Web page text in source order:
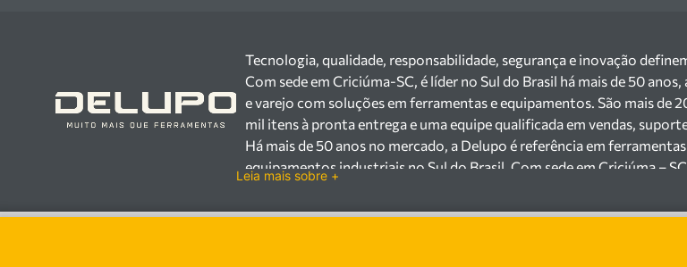
Tecnologia, qualidade, responsabilidade, segurança e inovação
Com sede em Criciúma-SC, é líder no Sul do Brasil há mais de 50
e varejo com soluções em ferramentas e equipamentos. São mais de
mil itens à pronta entrega e uma equipe qualificada em vendas,
Há mais de 50 anos no mercado, a Delupo é referência em
equipamentos industriais no Sul do Brasil. Com sede em Criciúma –
Trabalhamos com mais de 200 fornecedores parceiros e um estoque
Leia mais sobre +